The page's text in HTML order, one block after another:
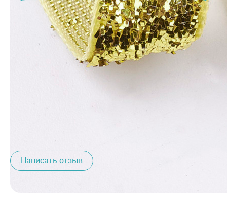
Описание товара
Отзывы о товаре
Написать отзыв